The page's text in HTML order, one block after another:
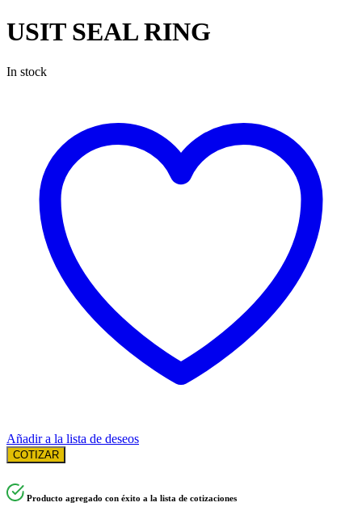
USIT SEAL RING
In stock
Añadir a la lista de deseos
COTIZAR
Producto agregado con éxito a la lista de cotizaciones